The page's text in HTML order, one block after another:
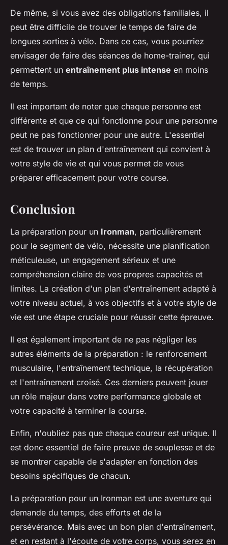
De même, si vous avez des obligations familiales, il
peut être difficile de trouver le temps de faire de
longues sorties à vélo. Dans ce cas, vous pourriez
envisager de faire des séances de home-trainer, qui
permettent un entraînement plus intense en moins
de temps.
Il est important de noter que chaque personne est
différente et que ce qui fonctionne pour une personne
peut ne pas fonctionner pour une autre. L'essentiel
est de trouver un plan d'entraînement qui convient à
votre style de vie et qui vous permet de vous
préparer efficacement pour votre course.
Conclusion
La préparation pour un Ironman, particulièrement
pour le segment de vélo, nécessite une planification
méticuleuse, un engagement sérieux et une
compréhension claire de vos propres capacités et
limites. La création d'un plan d'entraînement adapté à
votre niveau actuel, à vos objectifs et à votre style de
vie est une étape cruciale pour réussir cette épreuve.
Il est également important de ne pas négliger les
autres éléments de la préparation : le renforcement
musculaire, l'entraînement technique, la récupération
et l'entraînement croisé. Ces derniers peuvent jouer
un rôle majeur dans votre performance globale et
votre capacité à terminer la course.
Enfin, n'oubliez pas que chaque coureur est unique. Il
est donc essentiel de faire preuve de souplesse et de
se montrer capable de s'adapter en fonction des
besoins spécifiques de chacun.
La préparation pour un Ironman est une aventure qui
demande du temps, des efforts et de la
persévérance. Mais avec un bon plan d'entraînement,
et en restant à l'écoute de votre corps, vous serez en